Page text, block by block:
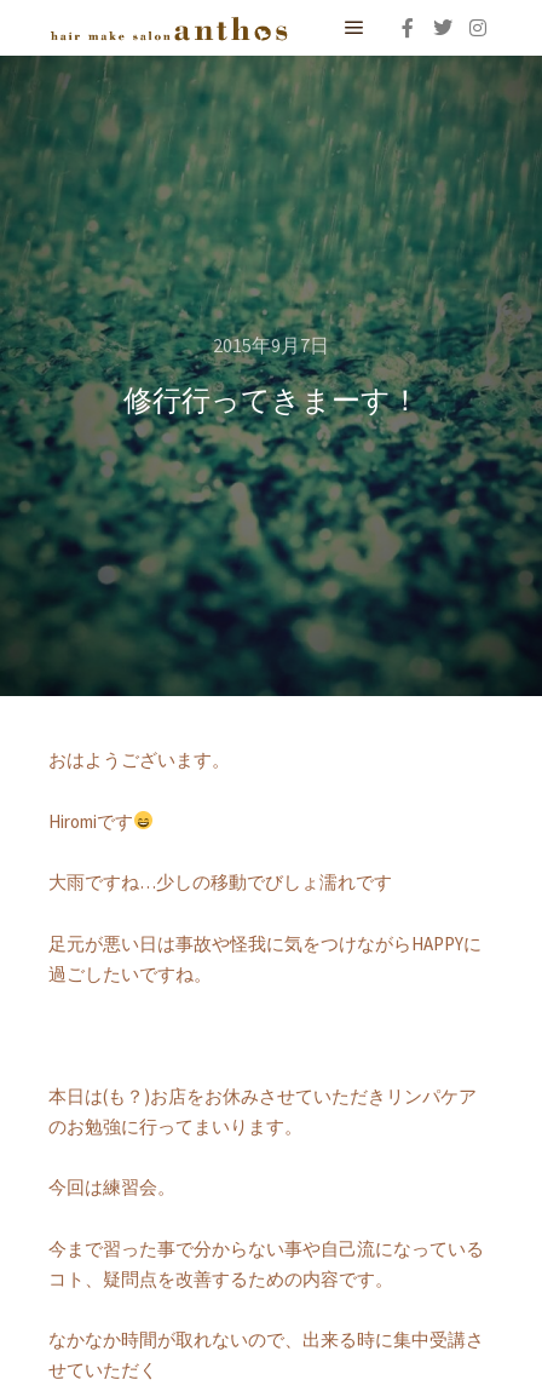
メインメニュー
2015年9月7日
修行行ってきまーす！
おはようございます。
Hiromiです
大雨ですね…少しの移動でびしょ濡れです
足元が悪い日は事故や怪我に気をつけながらHAPPYに
過ごしたいですね。
本日は(も？)お店をお休みさせていただきリンパケア
のお勉強に行ってまいります。
今回は練習会。
今まで習った事で分からない事や自己流になっている
コト、疑問点を改善するための内容です。
なかなか時間が取れないので、出来る時に集中受講さ
せていただく